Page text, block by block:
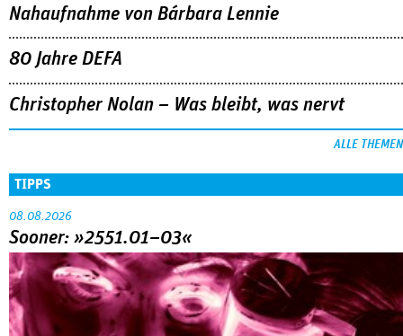
Nahaufnahme von Bárbara Lennie
80 Jahre DEFA
Christopher Nolan – Was bleibt, was nervt
ALLE THEMEN
TIPPS
08.08.2026
Sooner: »2551.01–03«